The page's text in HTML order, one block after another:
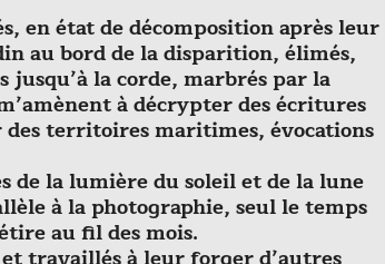
en état de décomposition après leur
au bord de la disparition, élimés,
jusqu’à la corde, marbrés par la
à décrypter des écritures
territoires maritimes, évocations
de la lumière du soleil et de la lune
à la photographie, seul le temps
au fil des mois.